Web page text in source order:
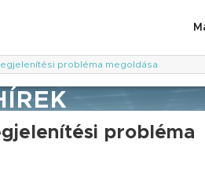
probléma megoldása
probléma